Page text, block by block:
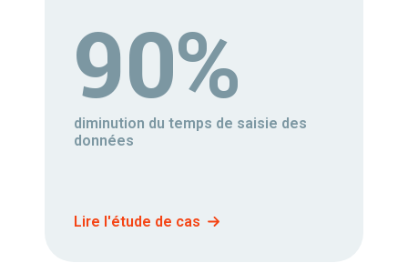
90%
diminution du temps de saisie des
données
Lire l'étude de cas